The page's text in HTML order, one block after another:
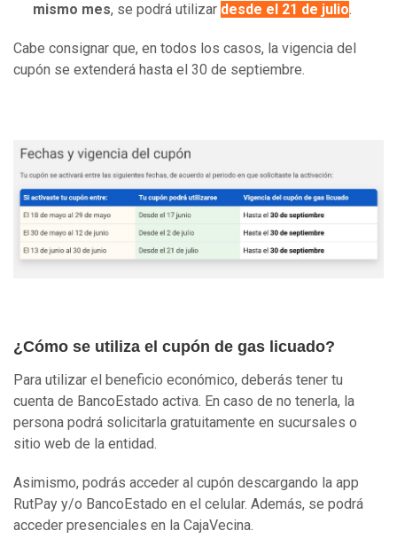
mismo mes, se podrá utilizar desde el 21 de julio.
Cabe consignar que, en todos los casos, la vigencia del
cupón se extenderá hasta el 30 de septiembre.
¿Cómo se utiliza el cupón de gas licuado?
Para utilizar el beneficio económico, deberás tener tu
cuenta de BancoEstado activa. En caso de no tenerla, la
persona podrá solicitarla gratuitamente en sucursales o
sitio web de la entidad.
Asimismo, podrás acceder al cupón descargando la app
RutPay y/o BancoEstado en el celular. Además, se podrá
acceder presenciales en la CajaVecina.